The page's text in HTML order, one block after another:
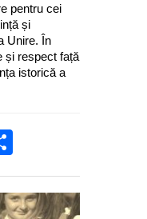
pentru cei
și
Unire. În
și respect față
istorică a